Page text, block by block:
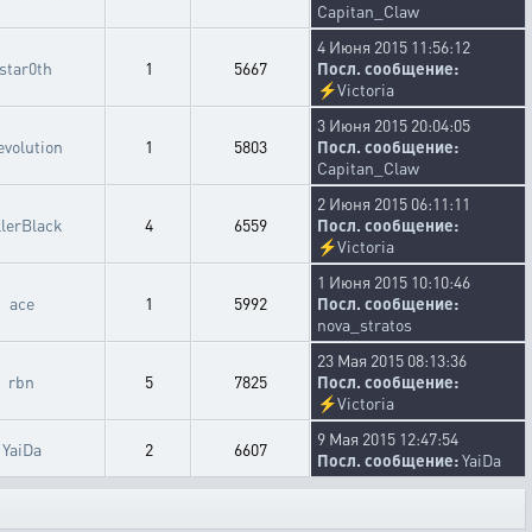
Capitan_Claw
1 5667
4 Июня 2015 11:56:12
Посл. сообщение:
⚡Victoria
1 5803
3 Июня 2015 20:04:05
Посл. сообщение:
Capitan_Claw
4 6559
2 Июня 2015 06:11:11
Посл. сообщение:
⚡Victoria
ace 1 5992
1 Июня 2015 10:10:46
Посл. сообщение:
nova_stratos
rbn 5 7825
23 Мая 2015 08:13:36
Посл. сообщение:
⚡Victoria
YaiDa 2 6607
9 Мая 2015 12:47:54
Посл. сообщение:YaiDa